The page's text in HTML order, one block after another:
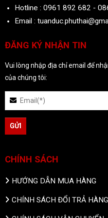
Hotline : 0961 892 682 -
Email :
ĐĂNG KÝ NHẬN TIN
Vui lòng nhập địa chỉ email để
của chúng tôi:
CHÍNH SÁCH
HƯỚNG DẪN MUA HÀNG
CHÍNH SÁCH ĐỔI TRẢ HÀNG